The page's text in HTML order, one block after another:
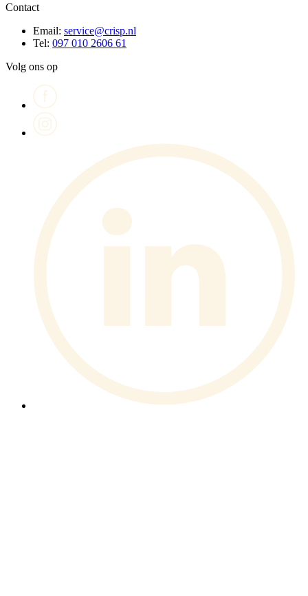
Contact
Email: service@crisp.nl
Tel: 097 010 2606 61
Volg ons op